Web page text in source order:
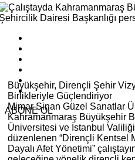
ABONE OL
Büyükşehir, Dirençli Şehir
Birlikleriyle Güçlendiriyor
Mimar Sinan Güzel Sanatlar
Kahramanmaraş Büyükşehir
Üniversitesi ve İstanbul
düzenlenen “Dirençli Kentsel
Dayalı Afet Yönetimi”